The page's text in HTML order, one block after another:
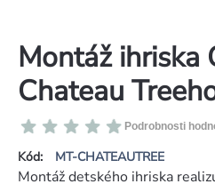
Montáž ihriska
Chateau
Kód: MT-CHATEAUTREE
Priemerné
hodnotenie
produktu
Podrobnosti
Montáž detského ihriska